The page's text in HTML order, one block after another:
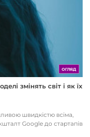
ОГЛЯД
змінять світ і як їх
швидкістю всіма,
Google до стартапів